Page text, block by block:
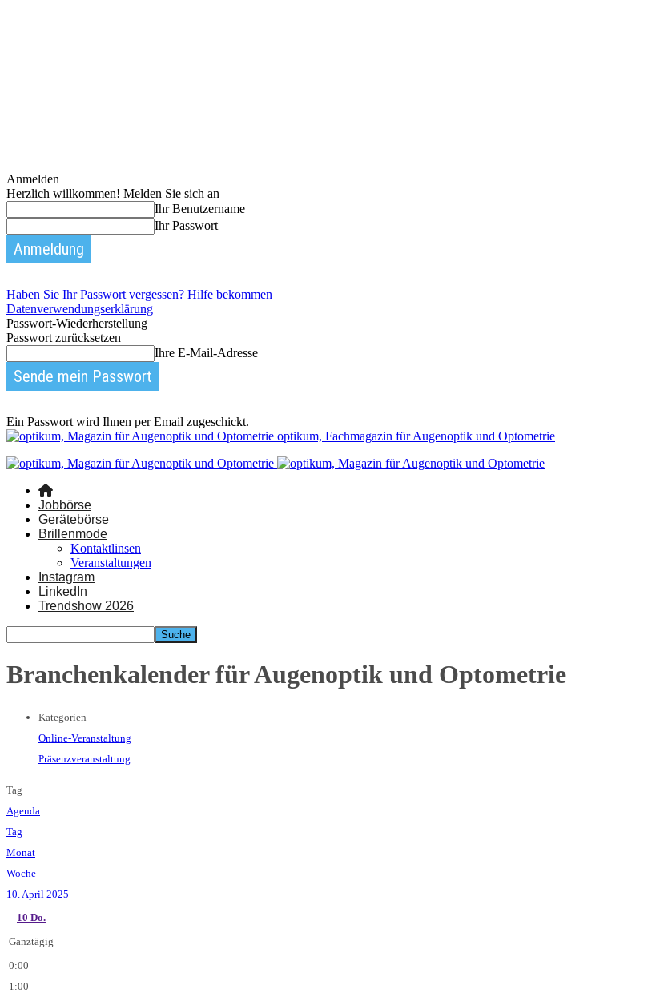
Anmelden
Herzlich willkommen! Melden Sie sich an
Ihr Benutzername
Ihr Passwort
Haben Sie Ihr Passwort vergessen? Hilfe bekommen
Datenverwendungserklärung
Passwort-Wiederherstellung
Passwort zurücksetzen
Ihre E-Mail-Adresse
Ein Passwort wird Ihnen per Email zugeschickt.
optikum, Fachmagazin für Augenoptik und Optometrie
Jobbörse
Gerätebörse
Brillenmode
Kontaktlinsen
Veranstaltungen
Instagram
LinkedIn
Trendshow 2026
Branchenkalender für Augenoptik und Optometrie
Kategorien
Online-Veranstaltung
Präsenzveranstaltung
Tag
Agenda
Tag
Monat
Woche
10. April 2025
10 Do.
Ganztägig
0:00
1:00